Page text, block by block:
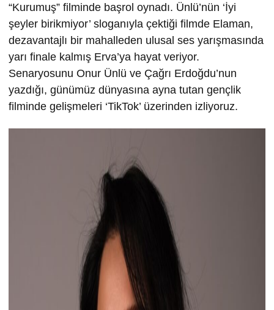
“Kurumuş” filminde başrol oynadı. Ünlü’nün ‘İyi
şeyler birikmiyor’ sloganıyla çektiği filmde Elaman,
dezavantajlı bir mahalleden ulusal ses yarışmasında
yarı finale kalmış Erva’ya hayat veriyor.
Senaryosunu Onur Ünlü ve Çağrı Erdoğdu’nun
yazdığı, günümüz dünyasına ayna tutan gençlik
filminde gelişmeleri ‘TikTok’ üzerinden izliyoruz.